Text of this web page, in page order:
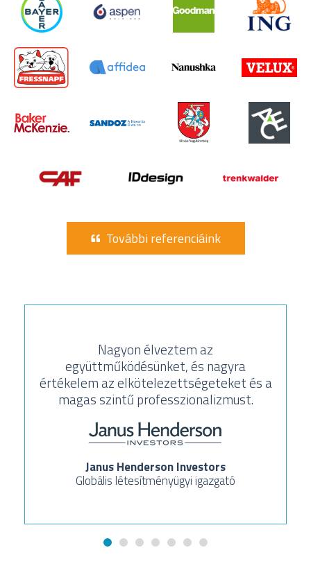
További referenciáink
Nagyon élveztem az
együttműködésünket, és nagyra
értékelem az elkötelezettségeteket és a
magas szintű professzionalizmust.
Janus Henderson Investors
Globális létesítményügyi igazgató